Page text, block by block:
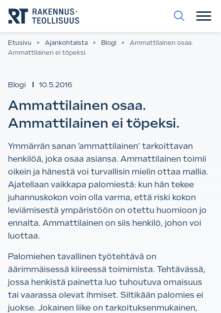
suoraan
sisältöön.
Etusivu > Ajankohtaista > Blogi >
Ammattilainen osaa.
Ammattilainen ei töpeksi.
Blogi 10.5.2016
Ammattilainen osaa.
Ammattilainen ei töpeksi.
Ymmärrän sanan ’ammattilainen’ tarkoittavan
henkilöä, joka osaa asiansa. Ammattilainen toimii
oikein ja hänestä voi turvallisin mielin ottaa mallia.
Ajatellaan vaikkapa palomiestä: kun hän tekee
juhannuskokon voin olla varma, että riski kokon
leviämisestä ympäristöön on otettu huomioon jo
ennalta. Ammattilainen on siis henkilö, johon voi
luottaa.
Palomiehen tavallinen työtehtävä on
äärimmäisessä kiireessä toimimista. Tehtävässä,
jossa henkistä painetta luo tuhoutuva omaisuus
tai vaarassa olevat ihmiset. Siltikään palomies ei
juokse. Jokainen liike on tarkoituksenmukainen,